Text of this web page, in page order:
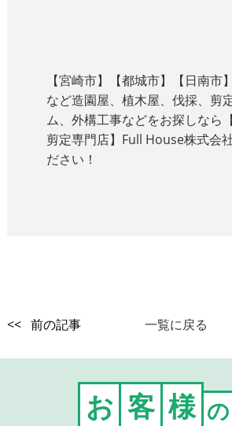
【宮崎市】【都城市】【日南市
など造園屋、植木屋、伐採、剪
ム、外構工事などをお探しなら
剪定専門店】Full House株式会
ださい！
<< 前の記事 一覧に戻る
お 客 様 の